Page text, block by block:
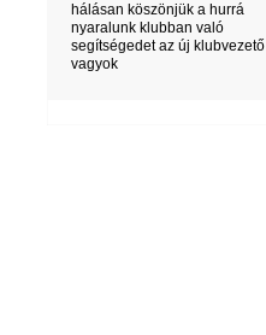
hálásan köszönjük a hurrá
nyaralunk klubban való
segítségedet az új klubvezető
vagyok